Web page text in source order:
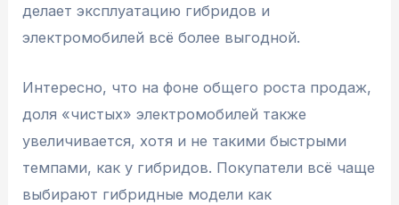
делает эксплуатацию гибридов и
электромобилей всё более выгодной.
Интересно, что на фоне общего роста продаж,
доля «чистых» электромобилей также
увеличивается, хотя и не такими быстрыми
темпами, как у гибридов. Покупатели всё чаще
выбирают гибридные модели как